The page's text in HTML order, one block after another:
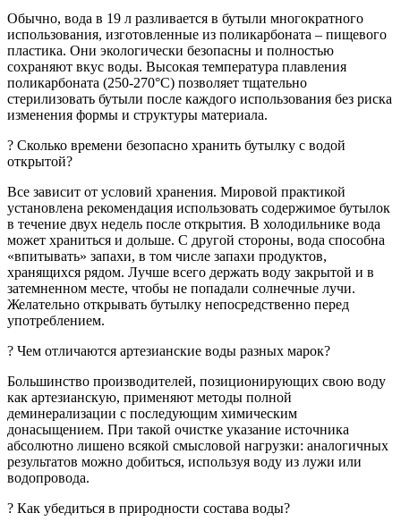
Обычно, вода в 19 л разливается в бутыли многократного
использования, изготовленные из поликарбоната – пищевого
пластика. Они экологически безопасны и полностью
сохраняют вкус воды. Высокая температура плавления
поликарбоната (250-270°C) позволяет тщательно
стерилизовать бутыли после каждого использования без риска
изменения формы и структуры материала.
? Сколько времени безопасно хранить бутылку c водой
открытой?
Все зависит от условий хранения. Мировой практикой
установлена рекомендация использовать содержимое бутылок
в течение двух недель после открытия. В холодильнике вода
может храниться и дольше. С другой стороны, вода способна
«впитывать» запахи, в том числе запахи продуктов,
хранящихся рядом. Лучше всего держать воду закрытой и в
затемненном месте, чтобы не попадали солнечные лучи.
Желательно открывать бутылку непосредственно перед
употреблением.
? Чем отличаются артезианские воды разных марок?
Большинство производителей, позиционирующих свою воду
как артезианскую, применяют методы полной
деминерализации с последующим химическим
донасыщением. При такой очистке указание источника
абсолютно лишено всякой смысловой нагрузки: аналогичных
результатов можно добиться, используя воду из лужи или
водопровода.
? Как убедиться в природности состава воды?